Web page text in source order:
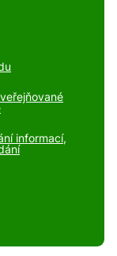
informací,